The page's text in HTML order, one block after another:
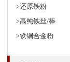
>还原铁粉
>高纯铁丝/棒
>铁铜合金粉